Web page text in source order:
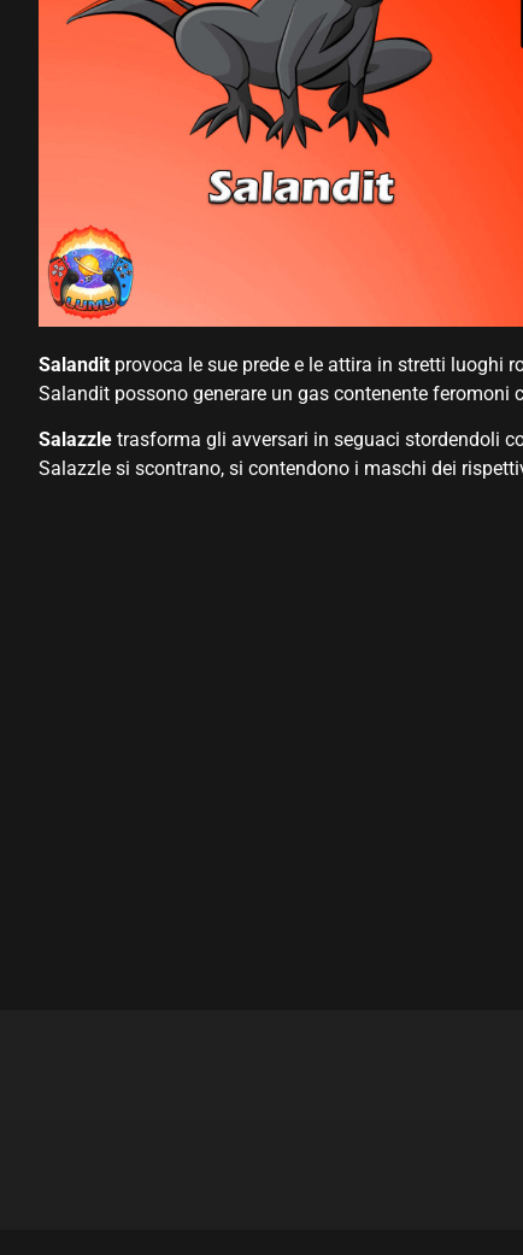
Salandit provoca le sue prede e le attira in stretti luoghi
Salandit possono generare un gas contenente
Salazzle trasforma gli avversari in seguaci stordendoli
Salazzle si scontrano, si contendono i maschi dei